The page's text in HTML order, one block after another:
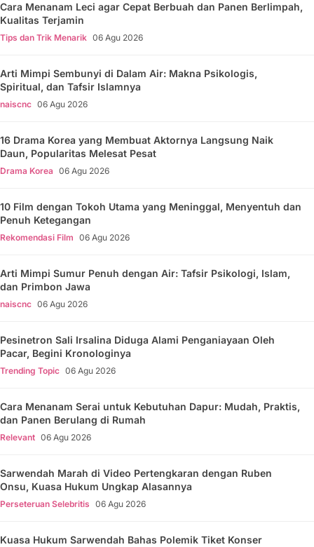
Cara Menanam Leci agar Cepat Berbuah dan Panen Berlimpah,
Kualitas Terjamin
Tips dan Trik Menarik 06 Agu 2026
Arti Mimpi Sembunyi di Dalam Air: Makna Psikologis,
Spiritual, dan Tafsir Islamnya
naiscnc 06 Agu 2026
16 Drama Korea yang Membuat Aktornya Langsung Naik
Daun, Popularitas Melesat Pesat
Drama Korea 06 Agu 2026
10 Film dengan Tokoh Utama yang Meninggal, Menyentuh dan
Penuh Ketegangan
Rekomendasi Film 06 Agu 2026
Arti Mimpi Sumur Penuh dengan Air: Tafsir Psikologi, Islam,
dan Primbon Jawa
naiscnc 06 Agu 2026
Pesinetron Sali Irsalina Diduga Alami Penganiayaan Oleh
Pacar, Begini Kronologinya
Trending Topic 06 Agu 2026
Cara Menanam Serai untuk Kebutuhan Dapur: Mudah, Praktis,
dan Panen Berulang di Rumah
Relevant 06 Agu 2026
Sarwendah Marah di Video Pertengkaran dengan Ruben
Onsu, Kuasa Hukum Ungkap Alasannya
Perseteruan Selebritis 06 Agu 2026
Kuasa Hukum Sarwendah Bahas Polemik Tiket Konser